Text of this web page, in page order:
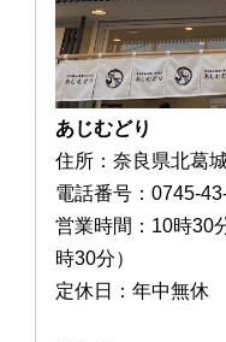
あじむどり
住所：奈良県北葛
電話番号：0745-
営業時間：10時30
時30分）
定休日：年中無休